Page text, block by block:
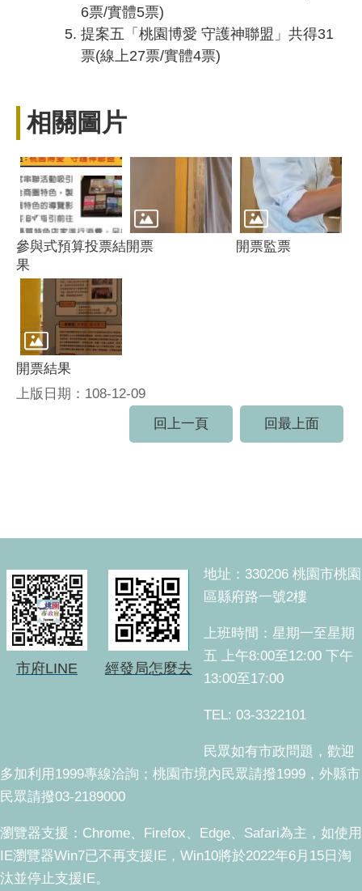
6票/實體5票)
提案五「桃園博愛 守護神聯盟」共得31
票(線上27票/實體4票)
相關圖片
參與式預算投票結
果
開票 開票監票
開票結果
上版日期：108-12-09
回上一頁
回最上面
:::
市府LINE 經發局怎麼去
地址：330206 桃園市桃園
區縣府路一號2樓
上班時間：星期一至星期
五 上午8:00至12:00 下午
13:00至17:00
TEL: 03-3322101
民眾如有市政問題，歡迎
多加利用1999專線洽詢；桃園市境內民眾請撥1999，外縣市
民眾請撥03-2189000
瀏覽器支援：Chrome、Firefox、Edge、Safari為主，如使用
IE瀏覽器Win7已不再支援IE，Win10將於2022年6月15日淘
汰並停止支援IE。